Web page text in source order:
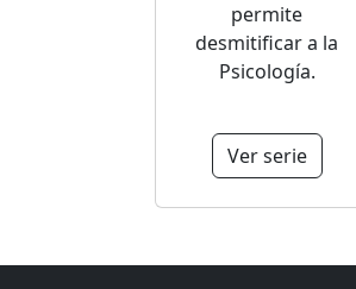
permite
desmitificar a la
Psicología.
Ver serie